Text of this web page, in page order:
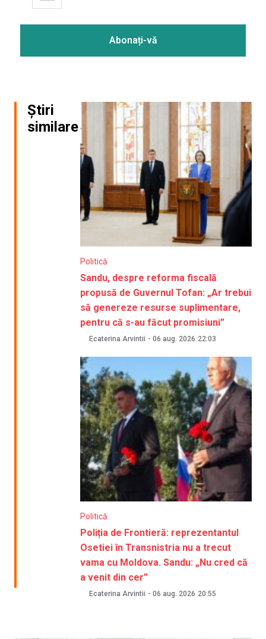
Știri
similare
Politică
Sandu, despre reforma fiscală
propusă de Guvernul Tofan: „Ar trebui
să genereze resurse suplimentare,
pentru că s-au făcut promisiuni”
Ecaterina Arvintii - 06 aug. 2026 22:03
Politică
Poliția de Frontieră: reprezentantul
Osetiei în Transnistria nu a trecut
vama cu Moldova. Sandu: „Nu cred că
a venit din cer”
Ecaterina Arvintii - 06 aug. 2026 20:55